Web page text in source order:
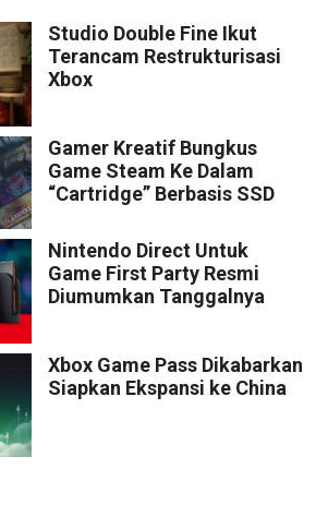
Studio Double Fine Ikut
Terancam Restrukturisasi
Xbox
Gamer Kreatif Bungkus
Game Steam Ke Dalam
“Cartridge” Berbasis SSD
Nintendo Direct Untuk
Game First Party Resmi
Diumumkan Tanggalnya
Xbox Game Pass Dikabarkan
Siapkan Ekspansi ke China